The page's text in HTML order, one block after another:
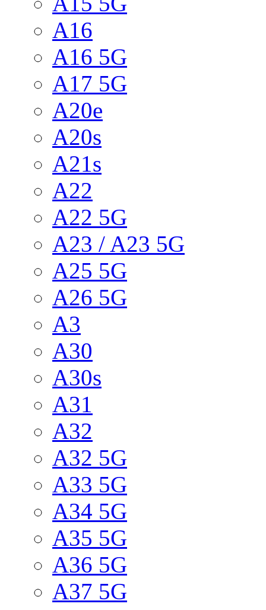
A16
A16 5G
A17 5G
A20e
A20s
A21s
A22
A22 5G
A23 / A23 5G
A25 5G
A26 5G
A3
A30
A30s
A31
A32
A32 5G
A33 5G
A34 5G
A35 5G
A36 5G
A37 5G